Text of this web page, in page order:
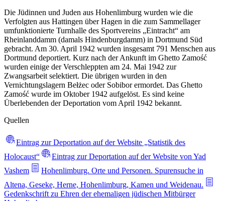
Die Jüdinnen und Juden aus Hohenlimburg wurden wie die
Verfolgten aus Hattingen über Hagen in die zum Sammellager
umfunktionierte Turnhalle des Sportvereins „Eintracht“ am
Rheinlanddamm (damals Hindenburgdamm) in Dortmund Süd
gebracht. Am 30. April 1942 wurden insgesamt 791 Menschen aus
Dortmund deportiert. Kurz nach der Ankunft im Ghetto Zamość
wurden einige der Verschleppten am 24. Mai 1942 zur
Zwangsarbeit selektiert. Die übrigen wurden in den
Vernichtungslagern Bełżec oder Sobibor ermordet. Das Ghetto
Zamość wurde im Oktober 1942 aufgelöst. Es sind keine
Überlebenden der Deportation vom April 1942 bekannt.
Quellen
Eintrag zur Deportation auf der Website „Statistik des
Holocaust“
Eintrag zur Deportation auf der Website von Yad
Vashem
Hohenlimburg. Orte und Personen. Spurensuche in
Altena, Geseke, Herne, Hohenlimburg, Kamen und Weidenau.
Gedenkschrift zu Ehren der ehemaligen jüdischen Mitbürger